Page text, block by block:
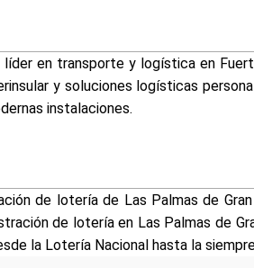
líder en transporte y logística en
y soluciones logísticas
instalaciones.
de lotería de Las Palmas de
de lotería en Las Palmas de
la Lotería Nacional hasta la